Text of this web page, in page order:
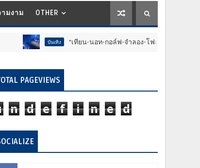
มงาม OTHER
“เทียน-นอท-กอล์ฟ-จำลอง-โฟล์ค” ร้องจ๊าก!! อุปกรณ์ม่วนจอย
PAGEVIEWS
n d e f i n e d